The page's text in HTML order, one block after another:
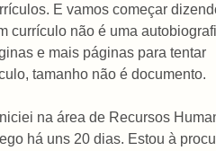
E vamos começar
currículo não é uma
e mais páginas para tentar
tamanho não é documento.
na área de Recursos
há uns 20 dias. Estou à